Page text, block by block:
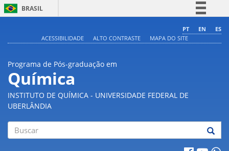
BRASIL
Comunica BR
PT EN
ES
ACESSIBILIDADE
ALTO CONTRASTE MAPA DO SITE
Programa de Pós-graduação em
Química
INSTITUTO DE QUÍMICA - UNIVERSIDADE FEDERAL DE
UBERLÂNDIA